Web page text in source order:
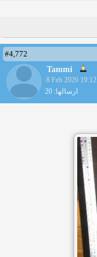
#4,772
Tammi
8 Feb 2026 19:12
ارسالها: 20